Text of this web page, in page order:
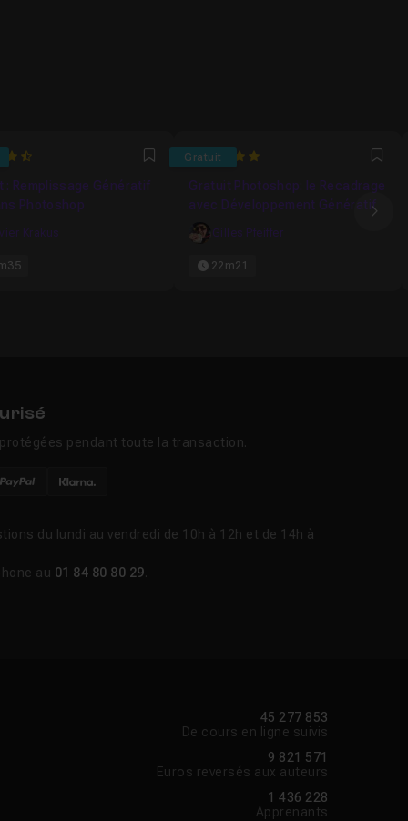
Favori
: Remplissage Génératif
Photoshop
Krakus
Gratuit
5
Gratuit Photoshop: le Recadrage
avec Développement Génératif
Gilles Pfeiffer
22m21
pendant toute la transaction.
du lundi au vendredi de 10h à 12h et de 14h à
au 01 84 80 80 29.
45 277 853
De cours en ligne suivis
9 821 571
Euros reversés aux auteurs
1 436 228
Apprenants